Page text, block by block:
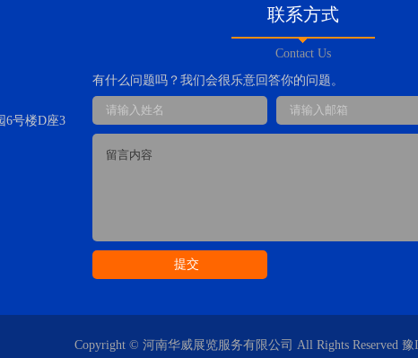
联系方式
Contact Us
6号楼D座3
有什么问题吗？我们会很乐意回答你的问题。
Copyright © 河南华威展览服务有限公司 All Rights Reserved 豫